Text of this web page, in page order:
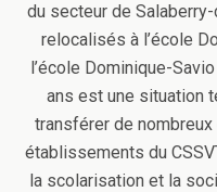
du secteur de
relocalisés à l’école
l’école Dominique-
ans est une situation
transférer de
établissements du
la scolarisation et la